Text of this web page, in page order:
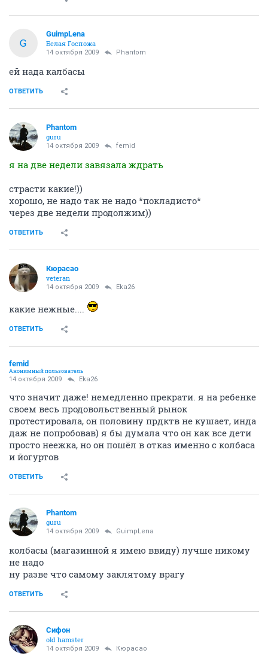
G
GuimpLena
Белая Госпожа
14 октября 2009 Phantom
ей нада калбасы
ОТВЕТИТЬ
Phantom
guru
14 октября 2009 femid
я на две недели завязала ждрать
страсти какие!))
хорошо, не надо так не надо *покладисто*
через две недели продолжим))
ОТВЕТИТЬ
Кюрасао
veteran
14 октября 2009 Eka26
какие нежные....
ОТВЕТИТЬ
femid
Анонимный пользователь
14 октября 2009 Eka26
что значит даже! немедленно прекрати. я на ребенке
своем весь продовольственный рынок
протестировала, он половину прдктв не кушает, инда
даж не попробовав) я бы думала что он как все дети
просто неежка, но он пошёл в отказ именно с колбаса
и йогуртов
ОТВЕТИТЬ
Phantom
guru
14 октября 2009 GuimpLena
колбасы (магазинной я имею ввиду) лучше никому
не надо
ну разве что самому заклятому врагу
ОТВЕТИТЬ
Сифон
old hamster
14 октября 2009 Кюрасао